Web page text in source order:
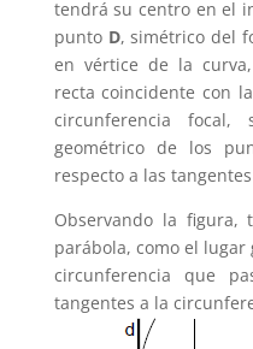
tendrá su centro en el
punto D, simétrico del
en vértice de la
recta coincidente con la
circunferencia
geométrico de los
respecto a las
Observando la figura,
parábola, como el
circunferencia que
tangentes a la